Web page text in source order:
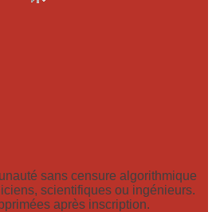
sans censure algorithmique
scientifiques ou ingénieurs.
après inscription.